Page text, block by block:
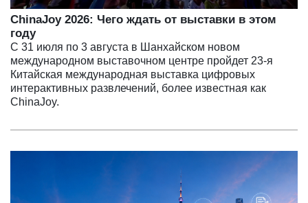
ChinaJoy 2026: Чего ждать от выставки в этом
году
С 31 июля по 3 августа в Шанхайском новом
международном выставочном центре пройдет 23-я
Китайская международная выставка цифровых
интерактивных развлечений, более известная как
ChinaJoy.